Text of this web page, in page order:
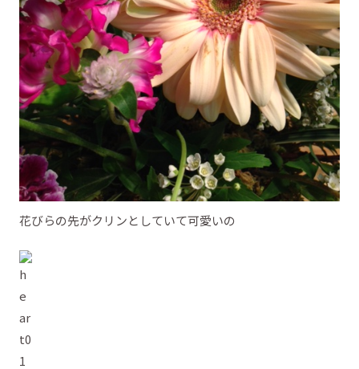
花びらの先がクリンとしていて可愛いの